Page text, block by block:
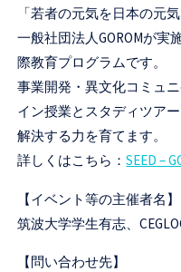
「若者の元気を日本の元気
一般社団法人GOROMが
際教育プログラムです。
事業開発・異文化コミュ
イン授業とスタディツア
解決する力を育てます。
詳しくはこちら：SEED –
【イベント等の主催者名】
筑波大学学生有志、
【問い合わせ先】